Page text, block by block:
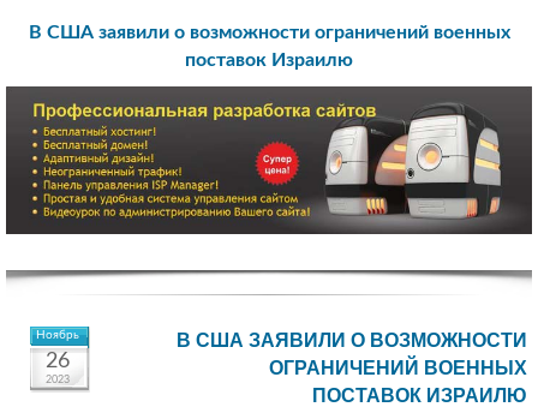
В США заявили о возможности ограничений военных
поставок Израилю
Ноябрь
26
2023
В США ЗАЯВИЛИ О ВОЗМОЖНОСТИ
ОГРАНИЧЕНИЙ ВОЕННЫХ
ПОСТАВОК ИЗРАИЛЮ